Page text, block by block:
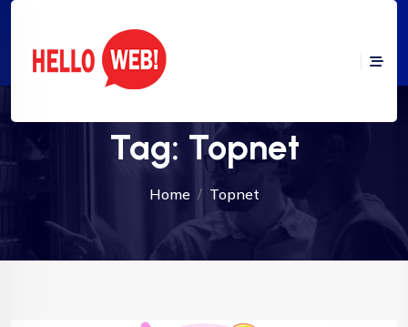
Tag: Topnet
Home Topnet